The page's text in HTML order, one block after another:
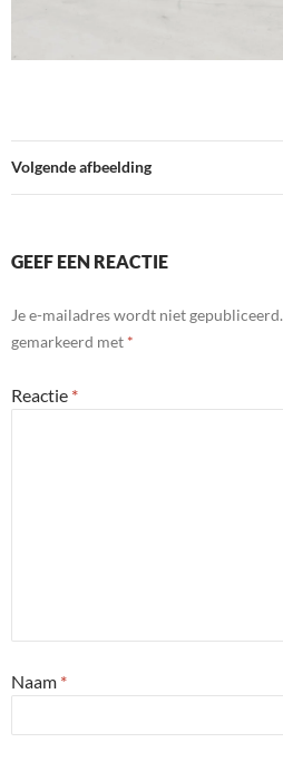
Volgende afbeelding
GEEF EEN REACTIE
Je e-mailadres wordt niet gepubliceerd.
gemarkeerd met *
Reactie *
Naam *